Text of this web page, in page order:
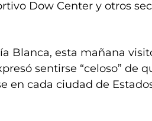
Dow Center y otros
Blanca, esta mañana
sentirse “celoso” de
en cada ciudad de